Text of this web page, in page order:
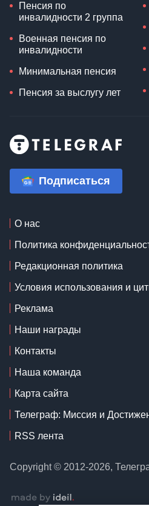
Пенсия по
инвалидности 2 группа
Военная пенсия по
инвалидности
Минимальная пенсия
Пенсия за выслугу лет
Подписаться
О нас
Политика
Редакционная политика
Условия использования и
Реклама
Наши награды
Контакты
Наша команда
Карта сайта
Телеграф: Миссия и
RSS лента
Copyright © 2012-2026,